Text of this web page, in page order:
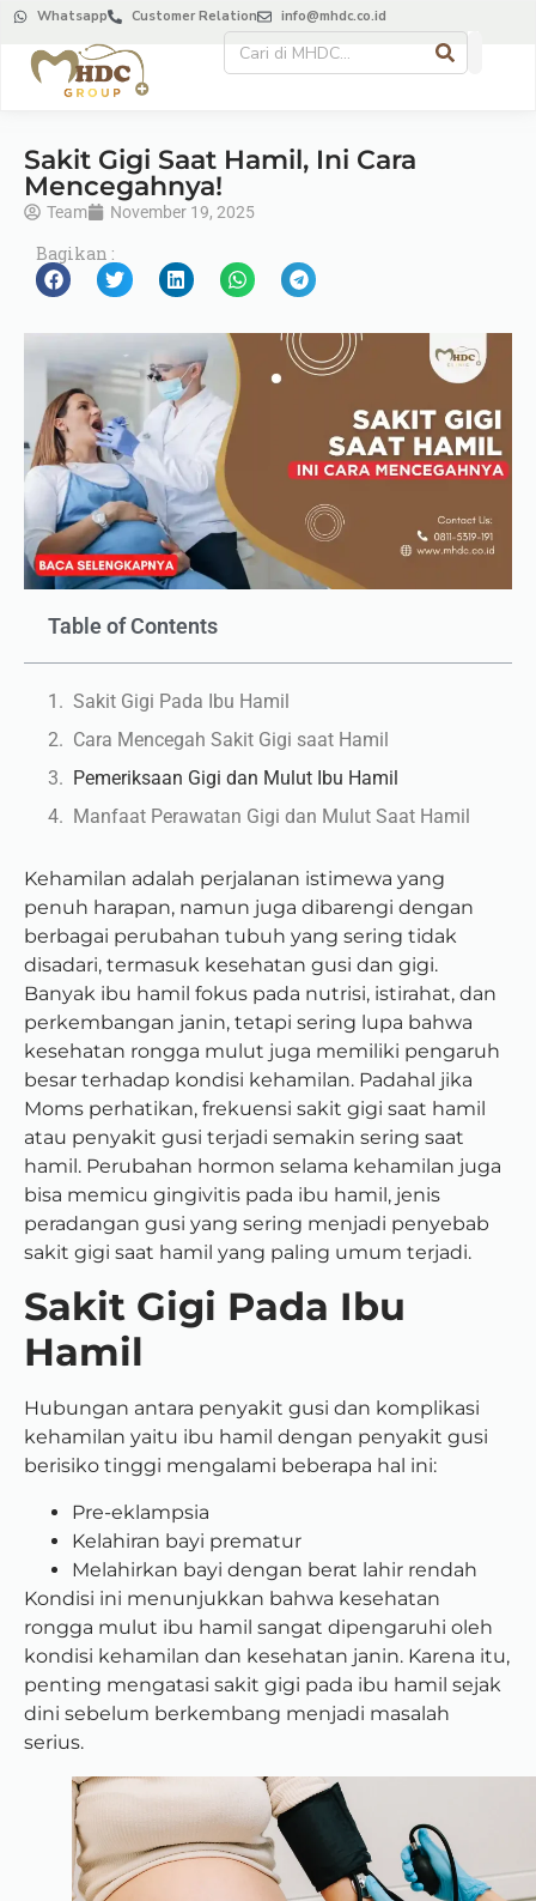
Whatsapp Customer Relation info@mhdc.co.id
Sakit Gigi Saat Hamil, Ini Cara
Mencegahnya!
Team November 19, 2025
Bagikan :
Table of Contents
Sakit Gigi Pada Ibu Hamil
Cara Mencegah Sakit Gigi saat Hamil
Pemeriksaan Gigi dan Mulut Ibu Hamil
Manfaat Perawatan Gigi dan Mulut Saat Hamil
Kehamilan adalah perjalanan istimewa yang
penuh harapan, namun juga dibarengi dengan
berbagai perubahan tubuh yang sering tidak
disadari, termasuk kesehatan gusi dan gigi.
Banyak ibu hamil fokus pada nutrisi, istirahat, dan
perkembangan janin, tetapi sering lupa bahwa
kesehatan rongga mulut juga memiliki pengaruh
besar terhadap kondisi kehamilan. Padahal jika
Moms perhatikan, frekuensi sakit gigi saat hamil
atau penyakit gusi terjadi semakin sering saat
hamil. Perubahan hormon selama kehamilan juga
bisa memicu gingivitis pada ibu hamil, jenis
peradangan gusi yang sering menjadi penyebab
sakit gigi saat hamil yang paling umum terjadi.
Sakit Gigi Pada Ibu
Hamil
Hubungan antara penyakit gusi dan komplikasi
kehamilan yaitu ibu hamil dengan penyakit gusi
berisiko tinggi mengalami beberapa hal ini:
Pre-eklampsia
Kelahiran bayi prematur
Melahirkan bayi dengan berat lahir rendah
Kondisi ini menunjukkan bahwa kesehatan
rongga mulut ibu hamil sangat dipengaruhi oleh
kondisi kehamilan dan kesehatan janin. Karena itu,
penting mengatasi sakit gigi pada ibu hamil sejak
dini sebelum berkembang menjadi masalah
serius.